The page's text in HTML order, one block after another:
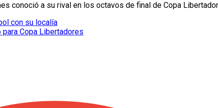
conoció a su rival en los octavos de final de Copa
con su localía
Copa Libertadores